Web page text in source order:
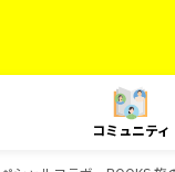
コミュニティ